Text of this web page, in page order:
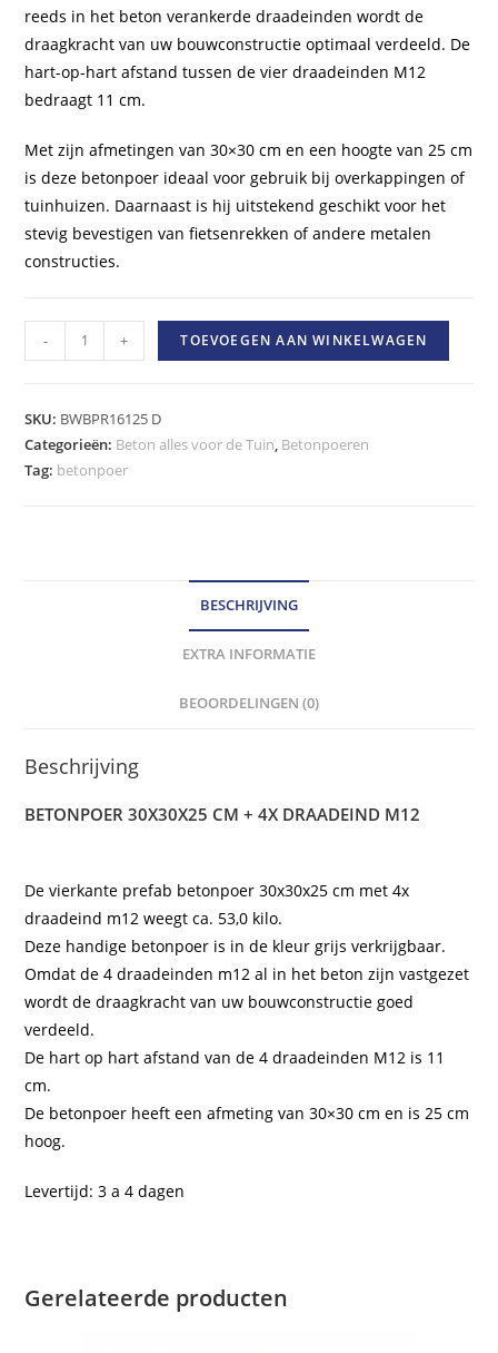
reeds in het beton verankerde draadeinden wordt de
draagkracht van uw bouwconstructie optimaal verdeeld. De
hart-op-hart afstand tussen de vier draadeinden M12
bedraagt 11 cm.
Met zijn afmetingen van 30×30 cm en een hoogte van 25 cm
is deze betonpoer ideaal voor gebruik bij overkappingen of
tuinhuizen. Daarnaast is hij uitstekend geschikt voor het
stevig bevestigen van fietsenrekken of andere metalen
constructies.
Betonpoer
30x30x25
+
4x
Draadeind
- + TOEVOEGEN AAN WINKELWAGEN
SKU: BWBPR16125 D
Categorieën: Beton alles voor de Tuin, Betonpoeren
Tag: betonpoer
BESCHRIJVING
EXTRA INFORMATIE
BEOORDELINGEN (0)
Beschrijving
BETONPOER 30X30X25 CM + 4X DRAADEIND M12
De vierkante prefab betonpoer 30x30x25 cm met 4x
draadeind m12 weegt ca. 53,0 kilo.
Deze handige betonpoer is in de kleur grijs verkrijgbaar.
Omdat de 4 draadeinden m12 al in het beton zijn vastgezet
wordt de draagkracht van uw bouwconstructie goed
verdeeld.
De hart op hart afstand van de 4 draadeinden M12 is 11
cm.
De betonpoer heeft een afmeting van 30×30 cm en is 25 cm
hoog.
Levertijd: 3 a 4 dagen
Gerelateerde producten